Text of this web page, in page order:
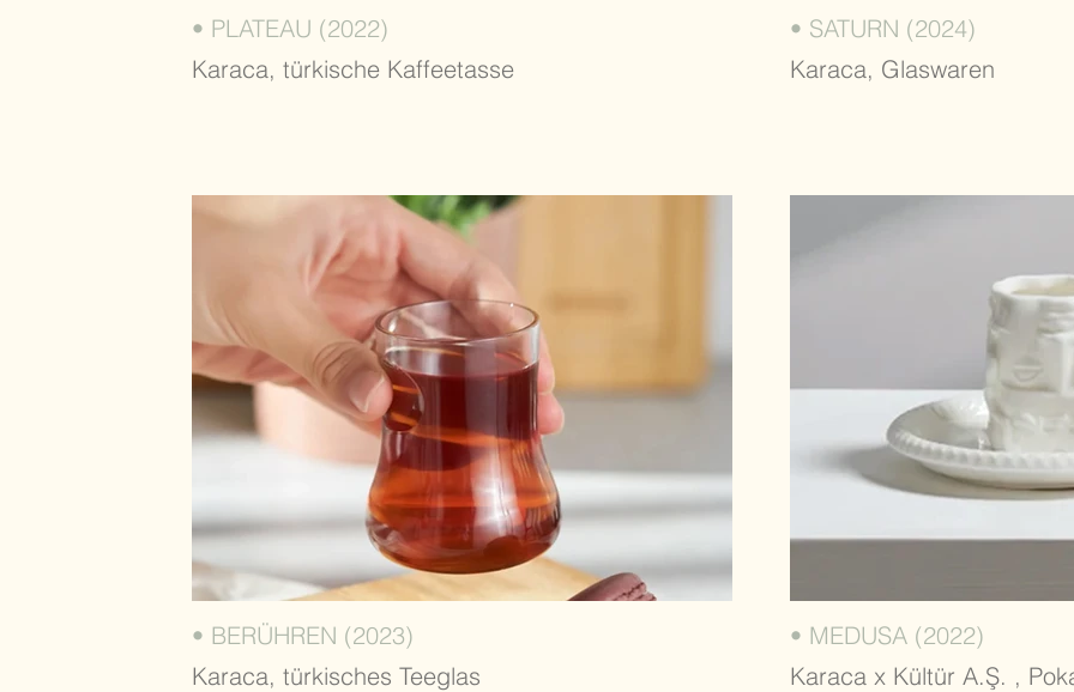
• PLATEAU (2022)
Karaca, türkische Kaffeetasse
• SATURN (2024)
Karaca, Glaswaren
• BERÜHREN (2023)
Karaca, türkisches Teeglas
• MEDUSA (2022)
Karaca x Kültür A.Ş. ,